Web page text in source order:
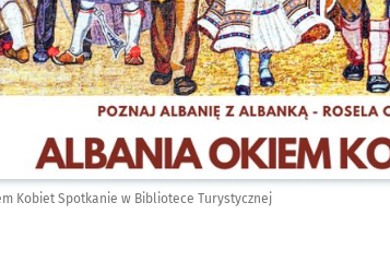
Kobiet Spotkanie w Bibliotece Turystycznej